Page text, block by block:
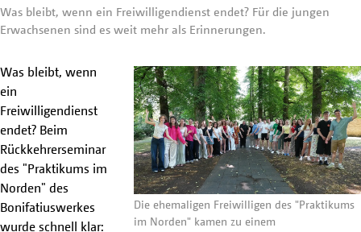
Was bleibt, wenn ein Freiwilligendienst endet? Für die jungen
Erwachsenen sind es weit mehr als Erinnerungen.
Die ehemaligen Freiwilligen des "Praktikums
im Norden" kamen zu einem
Was bleibt, wenn
ein
Freiwilligendienst
endet? Beim
Rückkehrerseminar
des "Praktikums im
Norden" des
Bonifatiuswerkes
wurde schnell klar: